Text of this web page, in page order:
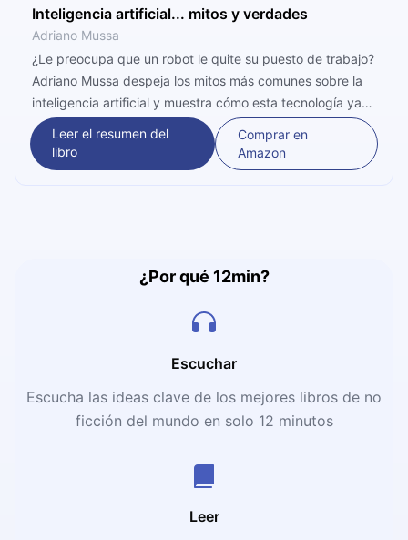
Inteligencia artificial... mitos y verdades
Adriano Mussa
¿Le preocupa que un robot le quite su puesto de trabajo?
Adriano Mussa despeja los mitos más comunes sobre la
inteligencia artificial y muestra cómo esta tecnología ya
redefine la competitividad de las empresas en tiempo
real. Un recorrido directo y sin tecnicismos para entender
las oportunidades reales de creación de valor en los
Leer el resumen del
libro
Comprar en
Amazon
¿Por qué 12min?
Escuchar
Escucha las ideas clave de los mejores libros de no
ficción del mundo en solo 12 minutos
Leer